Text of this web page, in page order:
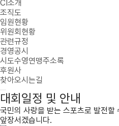
CI소개
조직도
임원현황
위원회현황
관련규정
경영공시
시도수영연맹주소록
후원사
찾아오시는길
대회일정 및 안내
국민의 사랑을 받는 스포츠로 발전할
앞장서겠습니다.